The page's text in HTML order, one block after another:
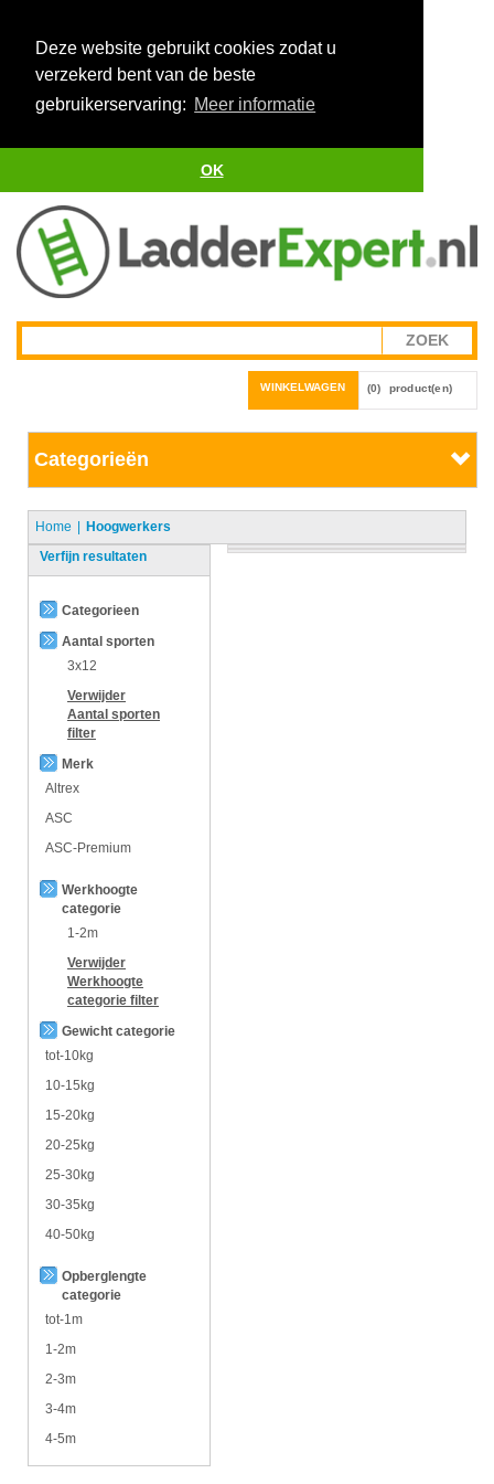
Deze website gebruikt cookies zodat u
verzekerd bent van de beste
gebruikerservaring: Meer informatie
OK
WINKELWAGEN (0) product(en)
Categorieën
Home
Hoogwerkers
Verfijn resultaten
Categorieen
Aantal sporten
3x12
Verwijder
Aantal sporten
filter
Merk
Altrex
ASC
ASC-Premium
Werkhoogte
categorie
1-2m
Verwijder
Werkhoogte
categorie filter
Gewicht categorie
tot-10kg
10-15kg
15-20kg
20-25kg
25-30kg
30-35kg
40-50kg
Opberglengte
categorie
tot-1m
1-2m
2-3m
3-4m
4-5m